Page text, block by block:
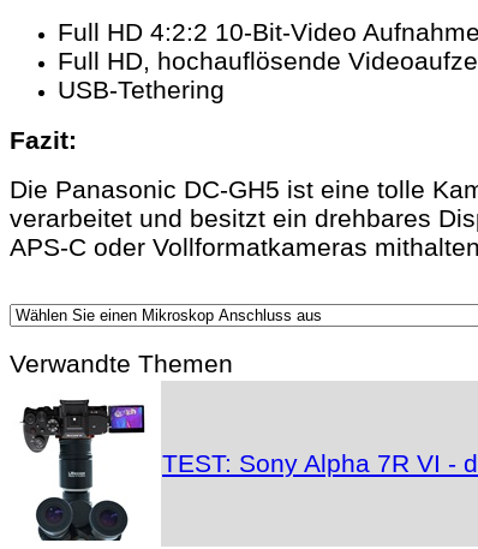
Full HD 4:2:2 10-Bit-Video Aufnahme
Full HD, hochauflösende
USB-Tethering
Fazit:
Die Panasonic DC-GH5 ist eine tolle
verarbeitet und besitzt ein drehbares
APS-C oder Vollformatkameras
Verwandte Themen
TEST: Sony Alpha 7R VI -